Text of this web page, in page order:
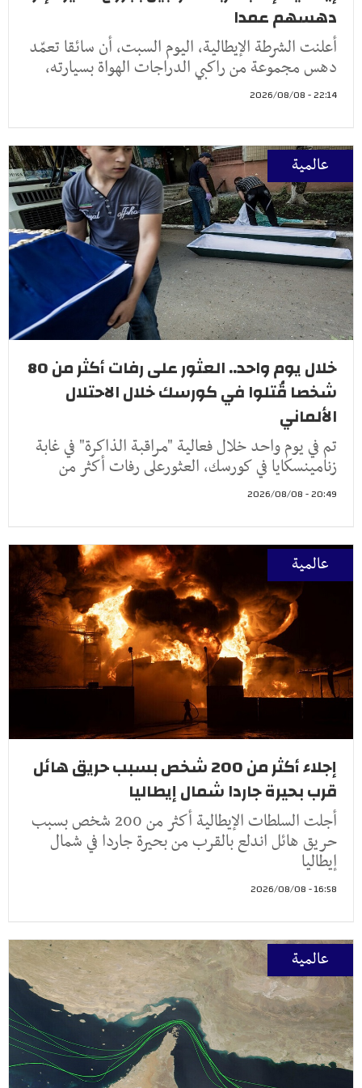
دهسهم عمدا
أعلنت الشرطة الإيطالية، اليوم السبت، أن سائقا تعمّد
دهس مجموعة من راكبي الدراجات الهواة بسيارته،
22:14 - 2026/08/08
عالمية
خلال يوم واحد.. العثور على رفات أكثر من 80
شخصا قُتلوا في كورسك خلال الاحتلال
الألماني
تم في يوم واحد خلال فعالية "مراقبة الذاكرة" في غابة
زنامينسكايا في كورسك، العثورعلى رفات أكثر من
20:49 - 2026/08/08
عالمية
إجلاء أكثر من 200 شخص بسبب حريق هائل
قرب بحيرة جاردا شمال إيطاليا
أجلت السلطات الإيطالية أكثر من 200 شخص بسبب
حريق هائل اندلع بالقرب من بحيرة جاردا في شمال
إيطاليا
16:58 - 2026/08/08
عالمية